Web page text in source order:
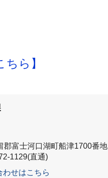
ら】
郡富士河口湖町船津1700番地
1129(直通)
わせはこちら